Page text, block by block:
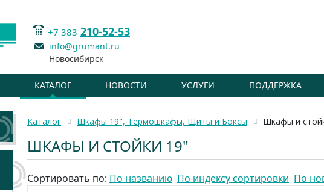
+7 383 210-52-53
info@grumant.ru
Новосибирск
КАТАЛОГ НОВОСТИ УСЛУГИ ПОДДЕРЖКА
Каталог Шкафы 19", Термошкафы, Щиты и Боксы Шкафы и
ШКАФЫ И СТОЙКИ 19"
Сортировать по: По названию По индексу сортировки По